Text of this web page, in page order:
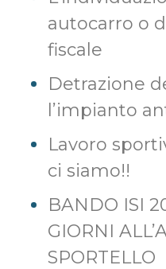
autocarro o
fiscale
Detrazione
l’impianto
Lavoro
ci siamo!!
BANDO ISI
GIORNI
SPORTELLO